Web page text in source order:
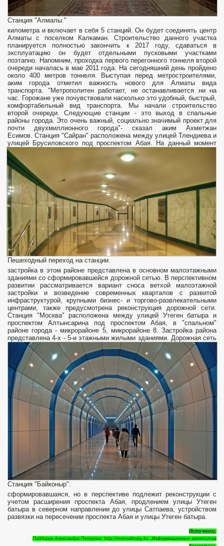
Станция "Алмалы."
километра и включает в себя 5 станций. Он будет соединять центр
Алматы с поселком Калкаман. Строительство данного участка
планируется полностью закончить к 2017 году, сдаваться в
эксплуатацию он будет отдельными пусковыми участками
поэтапно. Напомним, проходка первого перегонного тоннеля второй
очереди началась в мае 2011 года. На сегодняшний день пройдено
около 400 метров тоннеля. Выступая перед метростроителями,
аким города отметил важность нового для Алматы вида
транспорта. "Метрополитен работает, не останавливается ни на
час. Горожане уже почувствовали насколько это удобный, быстрый,
комфортабельный вид транспорта. Мы начали строительство
второй очереди. Следующие станции - это выход в спальные
районы города. Это очень важный, социально значимый проект для
почти двухмиллионного города"- сказал аким Ахметжан
Есимов. Станция "Сайран" расположена между улицей Тлендиева и
улицей Брусиловского под проспектом Абая.
Пешеходный переход на станции.
На данный момент
застройка в этом районе представлена в основном малоэтажными
зданиями со сформировавшейся дорожной сетью. В перспективном
развитии рассматривается вариант сноса ветхой малоэтажной
застройки и возведение современных кварталов с развитой
инфраструктурой, крупными бизнес- и торгово-развлекательными
центрами, также предусмотрена реконструкция дорожной сети.
Станция "Москва" расположена между улицей Утеген батыра и
проспектом Алтынсарина под проспектом Абая, в "спальном"
районе города - микрорайоне 5, микрорайоне 8. Застройка района
представлена 4-х - 5-и этажными жилыми зданиями.
Станция "Байконыр".
Дорожная сеть
сформировавшаяся, но в перспективе подлежит реконструкции с
учетом расширения проспекта Абая, продлением улицы Утеген
батыра в северном направлении до улицы Сатпаева, устройством
развязки на пересечении проспекта Абая и улицы Утеген батыра.
Источники:
Подборка Александра Петрова: http://metroalmaty .kz. Информационные агентства